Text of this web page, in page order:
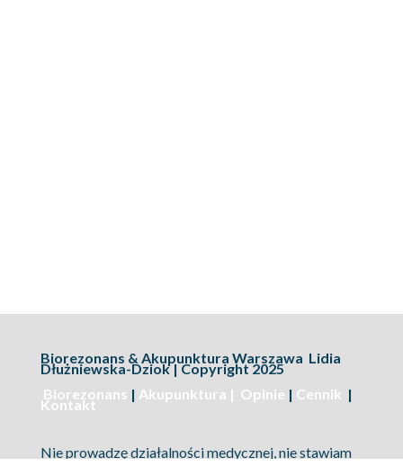
Biorezonans & Akupunktura Warszawa Lidia
Dłużniewska-Dziok | Copyright 2025
Biorezonans | Akupunktura | Opinie | Cennik |
Kontakt
Nie prowadzę działalności medycznej, nie stawiam
diagnoz medycznych i nie leczę w rozumieniu